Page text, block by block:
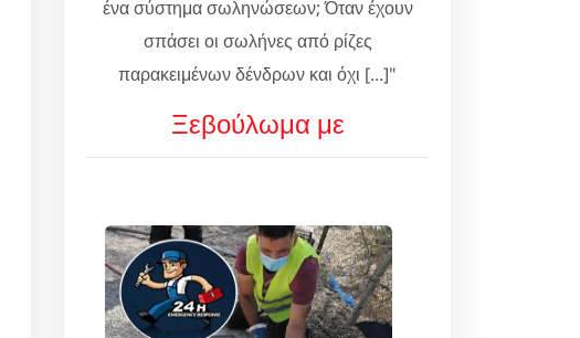
ένα σύστημα σωληνώσεων; Όταν έχουν
σπάσει οι σωλήνες από ρίζες
παρακειμένων δένδρων και όχι [...]"
Ξεβούλωμα με